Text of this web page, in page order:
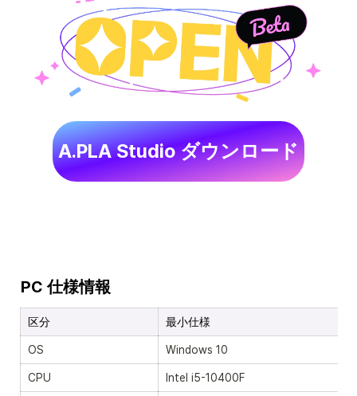
A.PLA Studio ダウンロード
PC 仕様情報
区分 最小仕様
OS Windows 10
CPU Intel i5-10400F